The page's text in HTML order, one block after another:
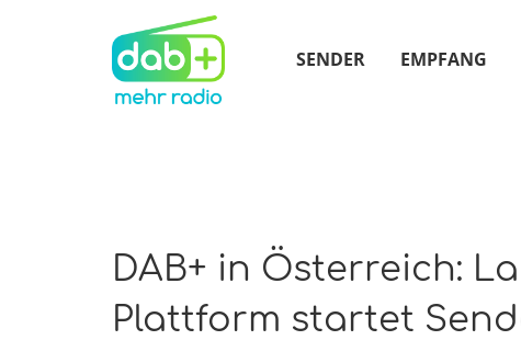
SENDER EMPFANG
DAB+ in Österreich:
Plattform startet